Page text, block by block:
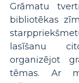
Grāmatu
bibliotēkas
lasīšanu
organizējot
tēmas. Ar